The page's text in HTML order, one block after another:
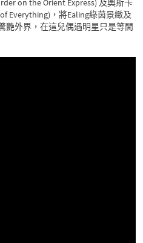
on the Orient Express) 及奧斯卡
Everything)，將Ealing綠茵景緻及
艷外界，在這兒偶遇明星只是等閒